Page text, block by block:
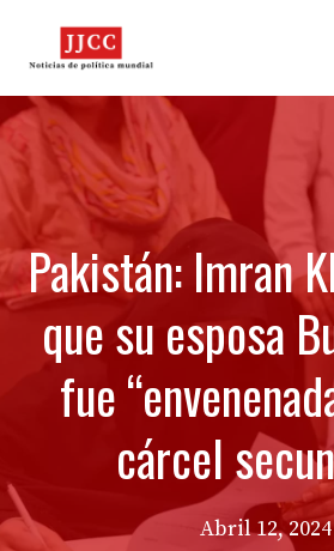
Pakistán: Imran
que su esposa
fue
cárcel
Abril 12, 2024